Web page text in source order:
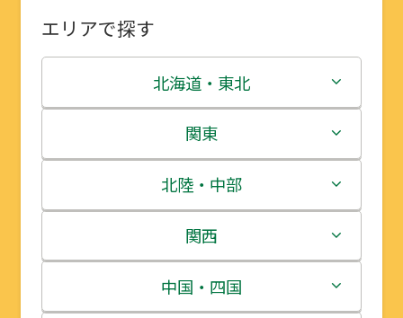
エリアで探す
北海道・東北
北海道
青森県
岩手県
宮城県
関東
茨城県
栃木県
群馬県
北陸・中部
新潟県
富山県
関西
三重県
中国・四国